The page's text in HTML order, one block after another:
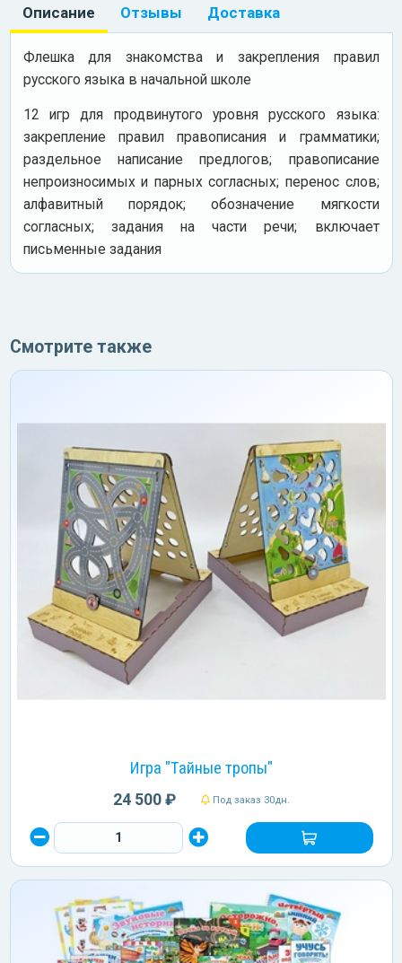
Описание Отзывы Доставка
Флешка для знакомства и закрепления правил
русского языка в начальной школе
12 игр для продвинутого уровня русского языка:
закрепление правил правописания и грамматики;
раздельное написание предлогов; правописание
непроизносимых и парных согласных; перенос слов;
алфавитный порядок; обозначение мягкости
согласных; задания на части речи; включает
письменные задания
Смотрите также
Игра "Тайные тропы"
24 500 ₽ Под заказ 30дн.